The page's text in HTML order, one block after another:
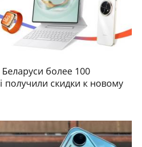
более 100
получили скидки к новому